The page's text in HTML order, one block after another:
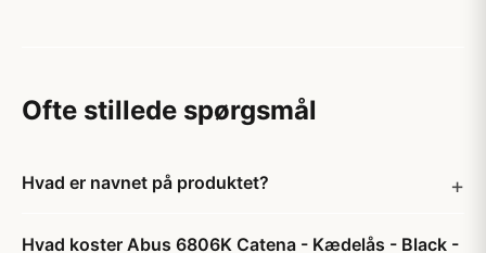
Ofte stillede spørgsmål
Hvad er navnet på produktet?
Hvad koster Abus 6806K Catena - Kædelås - Black -